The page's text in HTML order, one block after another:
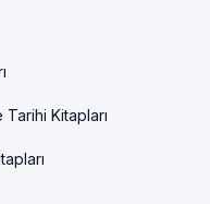
Tarihi Kitapları